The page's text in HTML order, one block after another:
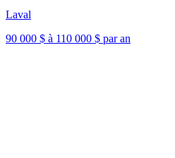
Laval
90 000 $ à 110 000 $ par an